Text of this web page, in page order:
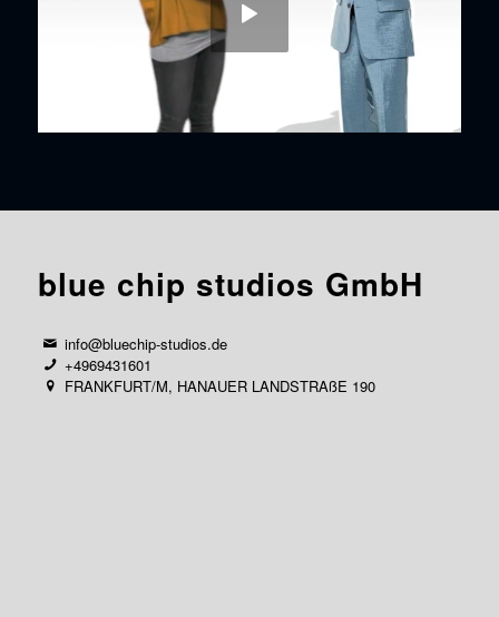
blue chip studios GmbH
info@bluechip-studios.de
+4969431601
FRANKFURT/M, HANAUER LANDSTRAßE 190